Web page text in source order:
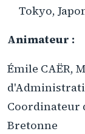
Tokyo,
Animateur :
Émile CAËR,
Coordinateur
Bretonne